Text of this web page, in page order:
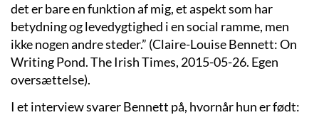
det er bare en funktion af mig, et aspekt som har
betydning og levedygtighed i en social ramme, men
ikke nogen andre steder.” (Claire-Louise Bennett: On
Writing Pond. The Irish Times, 2015-05-26. Egen
oversættelse).
I et interview svarer Bennett på, hvornår hun er født: